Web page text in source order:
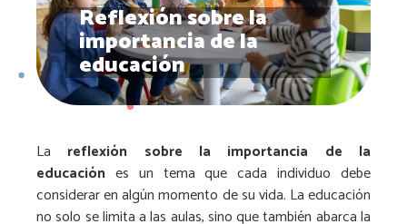
Reflexión sobre la
importancia de la
educación
La reflexión sobre la importancia de la
educación es un tema que cada individuo debe
considerar en algún momento de su vida. La educación
no solo se limita a las aulas, sino que también abarca la